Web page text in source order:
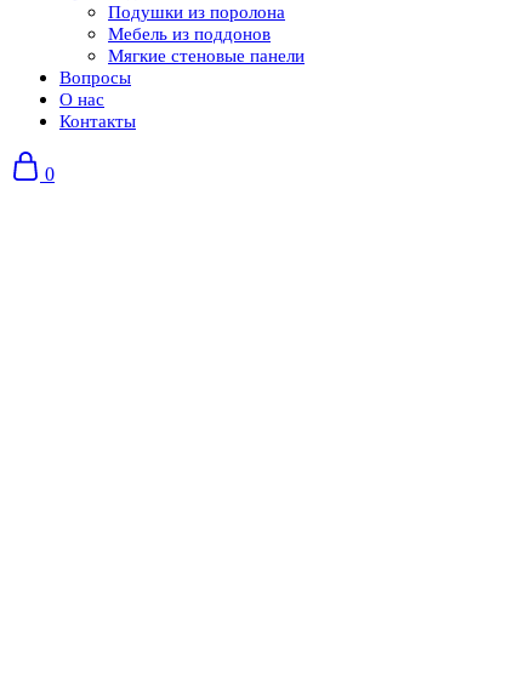
Подушки из поролона
Мебель из поддонов
Мягкие стеновые панели
Вопросы
О нас
Контакты
0